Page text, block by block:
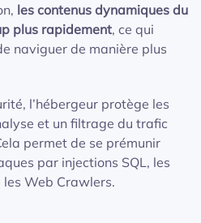
les contenus dynamiques du
plus rapidement, ce qui
naviguer de manière plus
l’hébergeur protège les
et un filtrage du trafic
permet de se prémunir
par injections SQL, les
Web Crawlers.